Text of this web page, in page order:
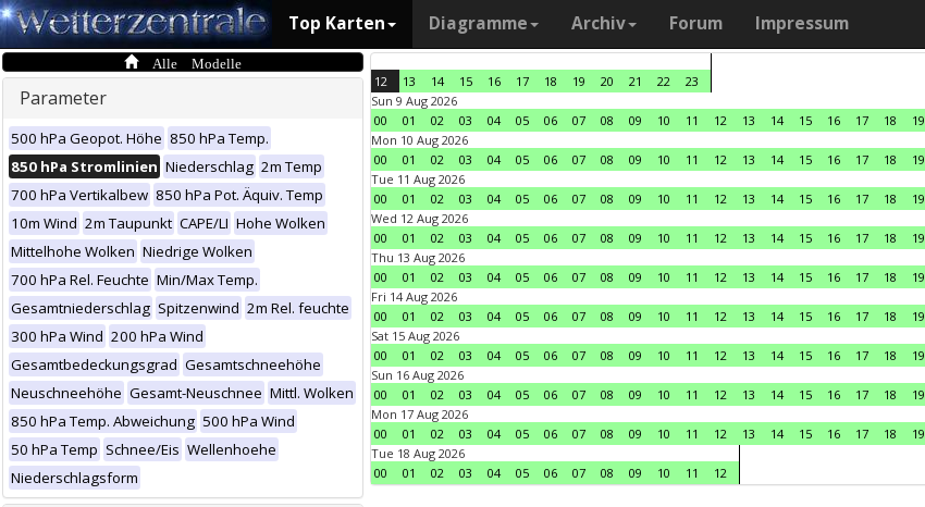
Top Karten Diagramme Archiv Forum Impressum
Alle Modelle
Parameter
500 hPa Geopot. Höhe 850 hPa Temp.
850 hPa Stromlinien Niederschlag 2m Temp
700 hPa Vertikalbew 850 hPa Pot. Äquiv. Temp
10m Wind 2m Taupunkt CAPE/LI Hohe Wolken
Mittelhohe Wolken Niedrige Wolken
700 hPa Rel. Feuchte Min/Max Temp.
Gesamtniederschlag Spitzenwind 2m Rel. feuchte
300 hPa Wind 200 hPa Wind
Gesamtbedeckungsgrad Gesamtschneehöhe
Neuschneehöhe Gesamt-Neuschnee Mittl. Wolken
850 hPa Temp. Abweichung 500 hPa Wind
50 hPa Temp Schnee/Eis Wellenhoehe
Niederschlagsform
12 13 14 15 16 17 18 19 20 21 22
23
Sun 9 Aug 2026
00
01 02 03 04 05 06 07 08 09 10 11 12 13 14 15 16 17 18 19
Mon 10 Aug 2026
00
01 02 03 04 05 06 07 08 09 10 11 12 13 14 15 16 17 18 19
Tue 11 Aug 2026
00
01 02 03 04 05 06 07 08 09 10 11 12 13 14 15 16 17 18 19
Wed 12 Aug 2026
00
01 02 03 04 05 06 07 08 09 10 11 12 13 14 15 16 17 18 19
Thu 13 Aug 2026
00
01 02 03 04 05 06 07 08 09 10 11 12 13 14 15 16 17 18 19
Fri 14 Aug 2026
00
01 02 03 04 05 06 07 08 09 10 11 12 13 14 15 16 17 18 19
Sat 15 Aug 2026
00
01 02 03 04 05 06 07 08 09 10 11 12 13 14 15 16 17 18 19
Sun 16 Aug 2026
00
01 02 03 04 05 06 07 08 09 10 11 12 13 14 15 16 17 18 19
Mon 17 Aug 2026
00
01 02 03 04 05 06 07 08 09 10 11 12 13 14 15 16 17 18 19
Tue 18 Aug 2026
00
01 02 03 04 05 06 07 08 09 10 11 12